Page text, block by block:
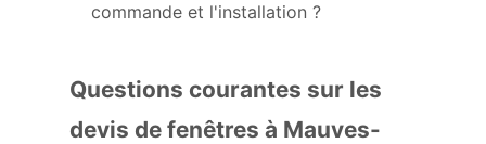
commande et l'installation ?
Questions courantes sur les
devis de fenêtres à Mauves-